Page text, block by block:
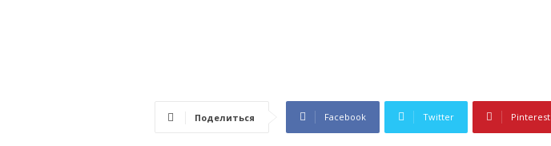
Поделиться Facebook Twitter Pinterest